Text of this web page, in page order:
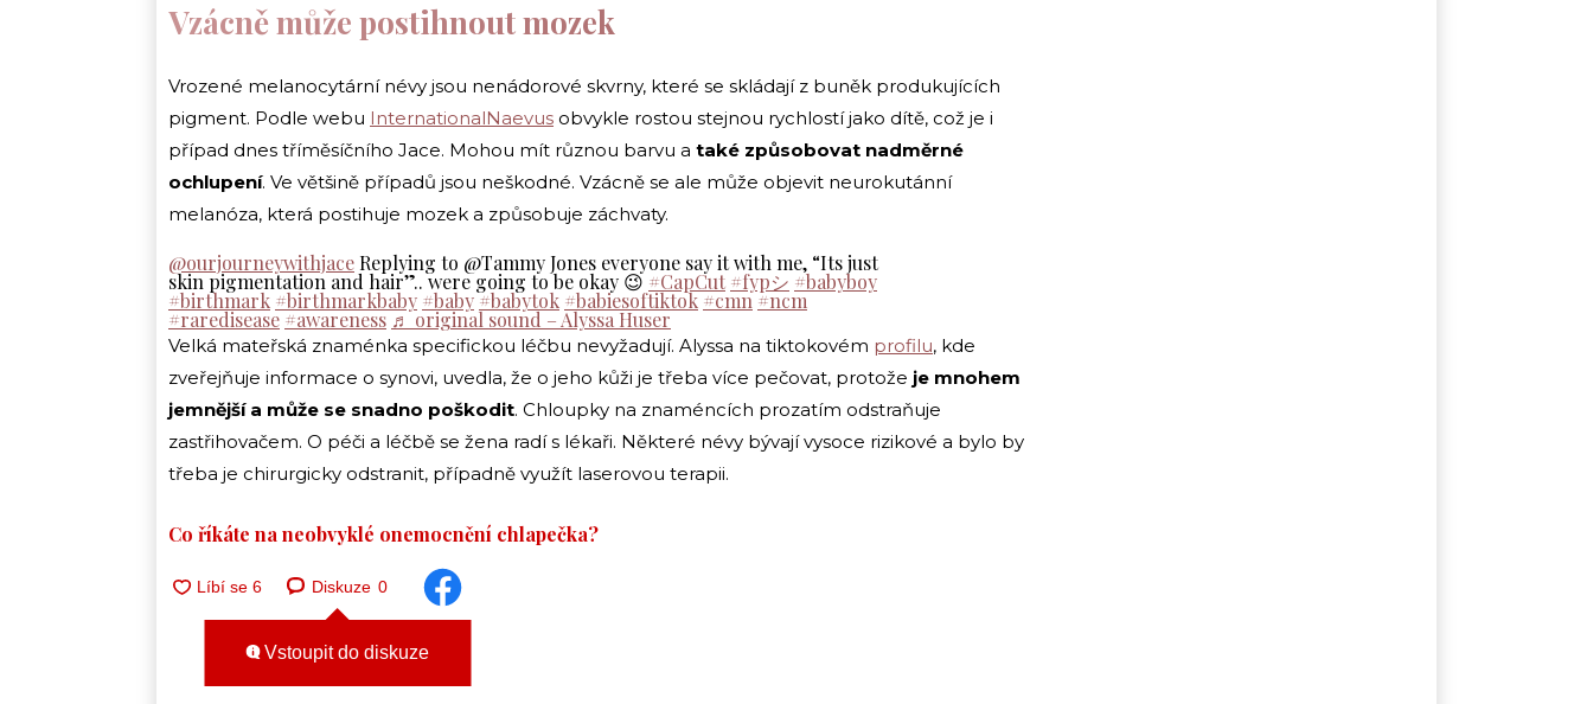
Vzácně může postihnout mozek
Vrozené melanocytární névy jsou nenádorové skvrny, které se skládají z buněk produkujících
pigment. Podle webu InternationalNaevus obvykle rostou stejnou rychlostí jako dítě, což je i
případ dnes tříměsíčního Jace. Mohou mít různou barvu a také způsobovat nadměrné
ochlupení. Ve většině případů jsou neškodné. Vzácně se ale může objevit neurokutánní
melanóza, která postihuje mozek a způsobuje záchvaty.
@ourjourneywithjace Replying to @Tammy Jones everyone say it with me, “Its just
skin pigmentation and hair”.. were going to be okay 😉 #CapCut #fypシ #babyboy
#birthmark #birthmarkbaby #baby#babytok #babiesoftiktok #cmn #ncm
#raredisease #awareness ♬ original sound – Alyssa Huser
Velká mateřská znaménka specifickou léčbu nevyžadují. Alyssa na tiktokovém profilu, kde
zveřejňuje informace o synovi, uvedla, že o jeho kůži je třeba více pečovat, protože je mnohem
jemnější a může se snadno poškodit. Chloupky na znaméncích prozatím odstraňuje
zastřihovačem. O péči a léčbě se žena radí s lékaři. Některé névy bývají vysoce rizikové a bylo by
třeba je chirurgicky odstranit, případně využít laserovou terapii.
Co říkáte na neobvyklé onemocnění chlapečka?
Diskuze 0
Vstoupit do diskuze